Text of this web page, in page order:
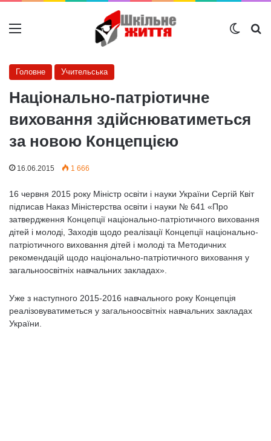
Меню
Головне Учительська
Національно-патріотичне
виховання здійснюватиметься
за новою Концепцією
16.06.2015 1 666
16 червня 2015 року Міністр освіти і науки України Сергій Квіт
підписав Наказ Міністерства освіти і науки № 641 «Про
затвердження Концепції національно-патріотичного виховання
дітей і молоді, Заходів щодо реалізації Концепції національно-
патріотичного виховання дітей і молоді та Методичних
рекомендацій щодо національно-патріотичного виховання у
загальноосвітніх навчальних закладах».
Уже з наступного 2015-2016 навчального року Концепція
реалізовуватиметься у загальноосвітніх навчальних закладах
України.